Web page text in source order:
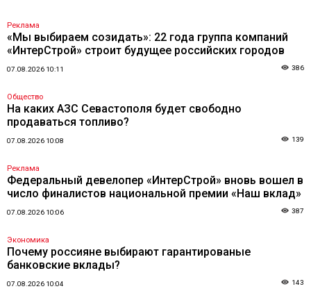
Реклама
«Мы выбираем созидать»: 22 года группа компаний
«ИнтерСтрой» строит будущее российских городов
07.08.2026 10:11 386
Общество
На каких АЗС Севастополя будет свободно
продаваться топливо?
07.08.2026 10:08 139
Реклама
Федеральный девелопер «ИнтерСтрой» вновь вошел в
число финалистов национальной премии «Наш вклад»
07.08.2026 10:06 387
Экономика
Почему россияне выбирают гарантированые
банковские вклады?
07.08.2026 10:04 143